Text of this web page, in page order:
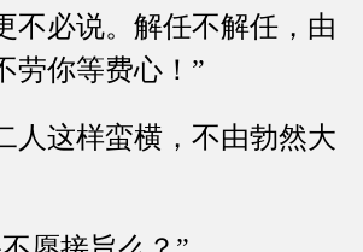
不必说。解任不解任，由
劳你等费心！”
人这样蛮横，不由勃然大